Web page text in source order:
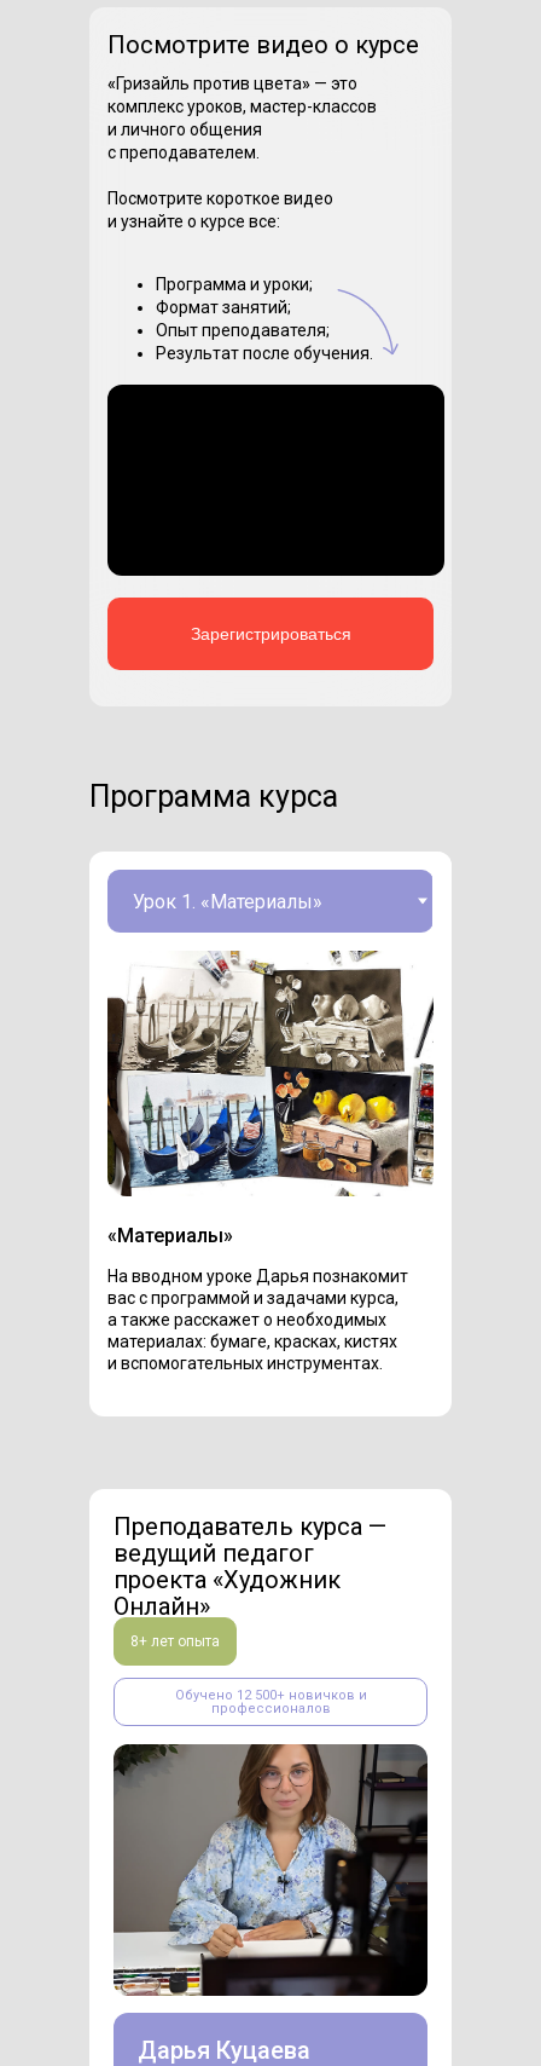
Посмотрите видео о курсе
«Гризайль против цвета» — это
комплекс уроков, мастер-классов
и личного общения
с преподавателем.
Посмотрите короткое видео
и узнайте о курсе все:
Программа и уроки;
Формат занятий;
Опыт преподавателя;
Результат после обучения.
Зарегистрироваться
Программа курса
«Материалы»
На вводном уроке Дарья познакомит
вас с программой и задачами курса,
а также расскажет о необходимых
материалах: бумаге, красках, кистях
и вспомогательных инструментах.
Преподаватель курса —
ведущий педагог
проекта «Художник
Онлайн»
Дарья Куцаева
Обучено 12 500+ новичков и
профессионалов
8+ лет опыта